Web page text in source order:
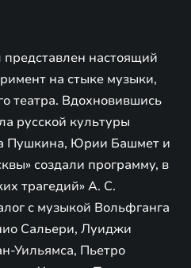
представлен настоящий
на стыке музыки,
театра. Вдохновившись
русской культуры
Пушкина, Юрии Башмет и
создали программу, в
трагедий» А. С.
с музыкой Вольфганга
Сальери, Луиджи
Уильямса, Пьетро